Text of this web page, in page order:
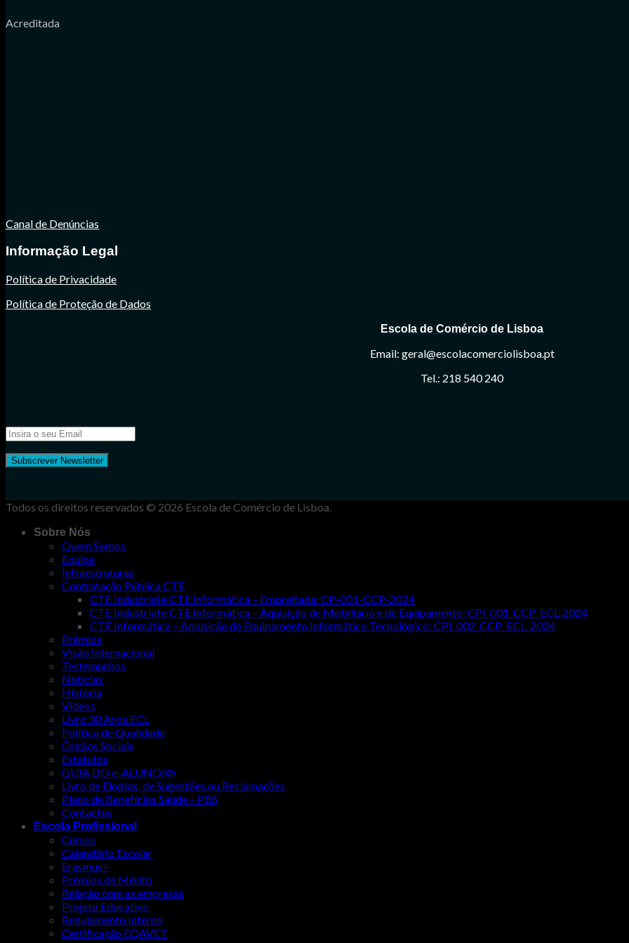
Acreditada
Canal de Denúncias
Informação Legal
Política de Privacidade
Política de Proteção de Dados
Escola de Comércio de Lisboa
Email: geral@escolacomerciolisboa.pt
Tel.: 218 540 240
Todos os direitos reservados © 2026 Escola de Comércio de Lisboa.
Sobre Nós
Quem Somos
Equipa
Infraestruturas
Contratação Pública CTE
CTE Industrial e CTE Informática – Empreitada: CP-001-CCP-2024
CTE Industrial e CTE Informática – Aquisição de Mobiliário e de Equipamento: CPI_001_CCP_ECL-2024
CTE Informática – Aquisição de Equipamento Informático Tecnológico: CPI_002_CCP_ECL_2024
Prémios
Visão Internacional
Testemunhos
Notícias
História
Vídeos
Livro 30 Anos ECL
Política de Qualidade
Órgãos Sociais
Estatutos
GUIA DO e-ALUNO/@
Livro de Elogios, de Sugestões ou Reclamações
Plano de Benefícios Saúde – PBS
Contactos
Escola Profissional
Cursos
Calendário Escolar
Erasmus+
Prémios de Mérito
Relação com as empresas
Projeto Educativo
Regulamento Interno
Certificação EQAVET